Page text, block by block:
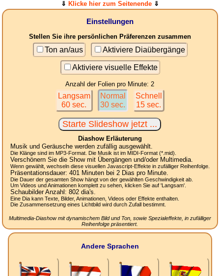
⇓ Klicke hier zum Seitenende ⇓
Einstellungen
Stellen Sie ihre persönlichen Präferenzen zusammen
Ton an/aus Aktiviere Diaübergänge
Aktiviere visuelle Effekte
Anzahl der Folien pro Minute: 2
Langsam
60 sec.
Normal
30 sec.
Schnell
15 sec.
Diashow Erläuterung
Musik und Geräusche werden zufällig ausgewählt.
Die Klänge sind im MP3-Format. Die Musik ist im MIDI-Format (*.mid).
Verschönern Sie die Show mit Übergängen und/oder Multimedia.
Wenn gewählt, wechseln diese visuellen Javascript-Effekte in zufälliger Reihenfolge.
Präsentationsdauer: 401 Minuten bei 2 Dias pro Minute.
Die Dauer der gesamten Show hängt von der gewählten Geschwindigkeit ab.
Um Videos und Animationen komplett zu sehen, klicken Sie auf 'Langsam'.
Schaubilder Anzahl: 802dia's.
Eine Dia kann Texte, Bilder, Animationen, Videos oder Effekte enthalten.
Die Zusammensetzung eines Lichtbild wird durch Zufall bestimmt.
Multimedia-Diashow mit dynamischem Bild und Ton, sowie Spezialeffekte, in zufälliger
Reihenfolge präsentiert.
Andere Sprachen